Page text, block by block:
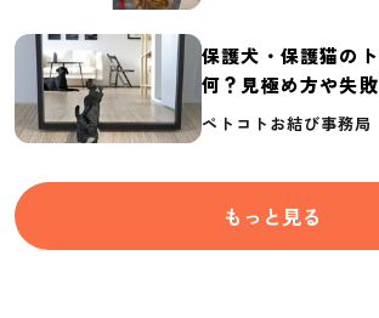
保護犬・保護猫の
何？見極め方や失
要なものを紹介
ペトコトお結び事務局
もっと見る